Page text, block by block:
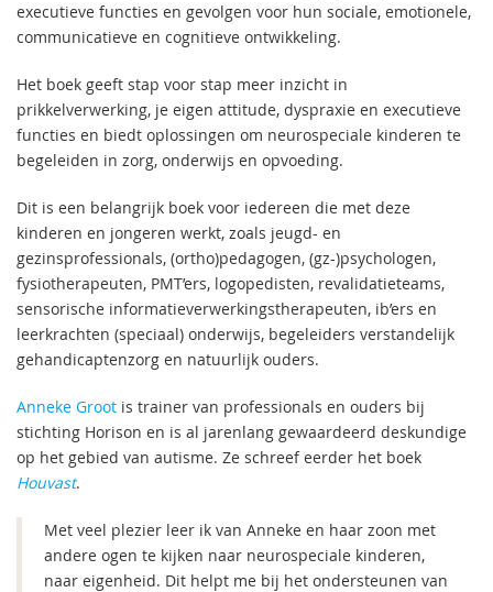
executieve functies en gevolgen voor hun sociale, emotionele,
communicatieve en cognitieve ontwikkeling.
Het boek geeft stap voor stap meer inzicht in
prikkelverwerking, je eigen attitude, dyspraxie en executieve
functies en biedt oplossingen om neurospeciale kinderen te
begeleiden in zorg, onderwijs en opvoeding.
Dit is een belangrijk boek voor iedereen die met deze
kinderen en jongeren werkt, zoals jeugd- en
gezinsprofessionals, (ortho)pedagogen, (gz-)psychologen,
fysiotherapeuten, PMT’ers, logopedisten, revalidatieteams,
sensorische informatieverwerkingstherapeuten, ib’ers en
leerkrachten (speciaal) onderwijs, begeleiders verstandelijk
gehandicaptenzorg en natuurlijk ouders.
Anneke Groot is trainer van professionals en ouders bij
stichting Horison en is al jarenlang gewaardeerd deskundige
op het gebied van autisme. Ze schreef eerder het boek
Houvast.
Met veel plezier leer ik van Anneke en haar zoon met
andere ogen te kijken naar neurospeciale kinderen,
naar eigenheid. Dit helpt me bij het ondersteunen van